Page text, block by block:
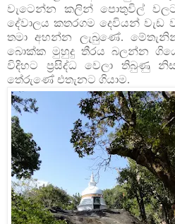
වැටෙන්න කලින් පොතුවිල්
දේවාලය කතරගම දෙවියන් වැඩ
තමා අහන්න ලැබුණේ.
බොක්ක මුහුදු තීරය බලන්න
විදිහට ප්‍රසිද්ධ වෙලා තිබුණු
තේරුණේ එතැනට ගියාම.